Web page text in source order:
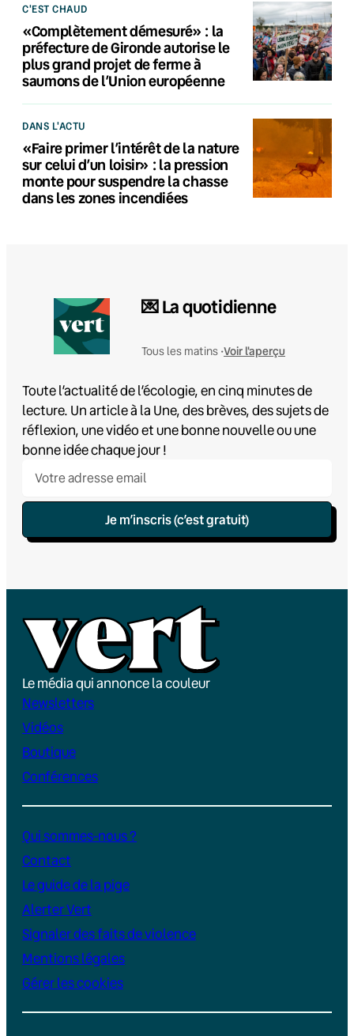
C'EST CHAUD
«Complètement démesuré» : la
préfecture de Gironde autorise le
plus grand projet de ferme à
saumons de l’Union européenne
DANS L'ACTU
«Faire primer l’intérêt de la nature
sur celui d’un loisir» : la pression
monte pour suspendre la chasse
dans les zones incendiées
💌 La quotidienne
Tous les matins •Voir l'aperçu
Toute l’actualité de l’écologie, en cinq minutes de
lecture. Un article à la Une, des brèves, des sujets de
réflexion, une vidéo et une bonne nouvelle ou une
bonne idée chaque jour !
Je m’inscris (c’est gratuit)
Le média qui annonce la couleur
Newsletters
Vidéos
Boutique
Conférences
Qui sommes-nous ?
Contact
Le guide de la pige
Alerter Vert
Signaler des faits de violence
Mentions légales
Gérer les cookies